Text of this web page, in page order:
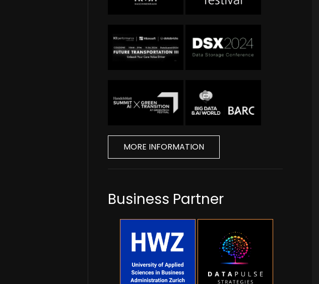
MORE INFORMATION
Business Partner